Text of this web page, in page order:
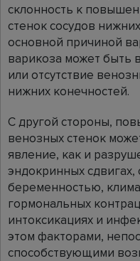
склонность к
стенок сосудов
основной причиной
варикоза может быть
или отсутствие
нижних конечностей.
С другой стороны,
венозных стенок
явление, как и
эндокринных
беременностью,
гормональных
интоксикациях и
этом факторами,
способствующими